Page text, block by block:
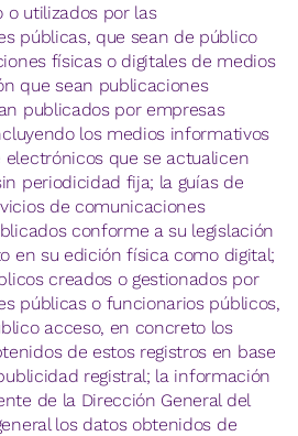
utilizados por las
públicas, que sean de público
físicas o digitales de medios
que sean publicaciones
publicados por empresas
los medios informativos
electrónicos que se actualicen
periodicidad fija; la guías de
de comunicaciones
conforme a su legislación
en su edición física como digital;
creados o gestionados por
públicas o funcionarios públicos,
acceso, en concreto los
de estos registros en base
registral; la información
de la Dirección General del
los datos obtenidos de